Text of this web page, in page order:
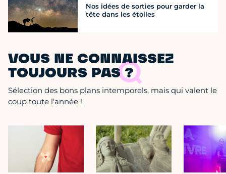
Nos idées de sorties pour garder la
tête dans les étoiles
VOUS NE CONNAISSEZ
TOUJOURS PAS ?
Sélection des bons plans intemporels, mais qui valent le
coup toute l'année !